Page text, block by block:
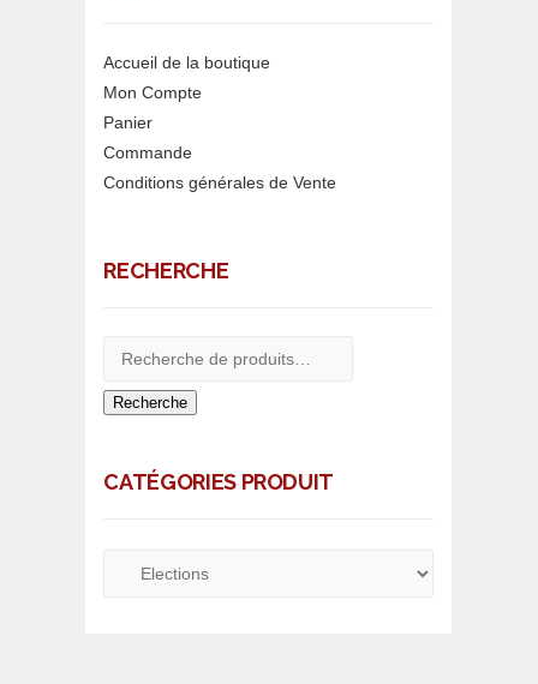
Accueil de la boutique
Mon Compte
Panier
Commande
Conditions générales de Vente
RECHERCHE
Recherche
CATÉGORIES PRODUIT